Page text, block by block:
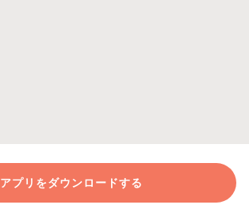
アプリをダウンロードする